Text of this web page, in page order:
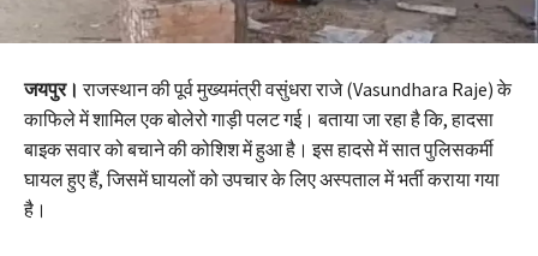
जयपुर। राजस्थान की पूर्व मुख्यमंत्री वसुंधरा राजे (Vasundhara Raje) के
काफिले में शामिल एक बोलेरो गाड़ी पलट गई। बताया जा रहा है कि, हादसा
बाइक सवार को बचाने की कोशिश में हुआ है। इस हादसे में सात पुलिसकर्मी
घायल हुए हैं, जिसमें घायलों को उपचार के लिए अस्पताल में भर्ती कराया गया
है।